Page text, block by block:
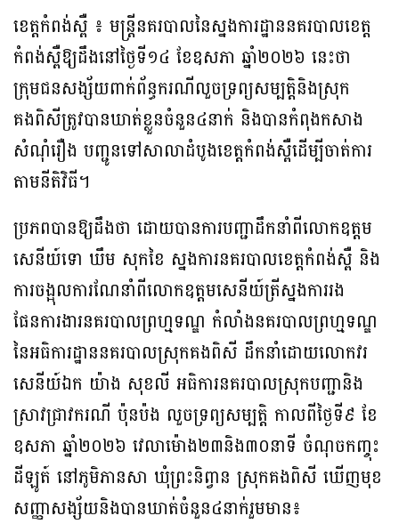
ខេត្តកំពង់ស្ពឺ ៖ មន្ត្រីនគរបាលនៃស្នងការដ្ឋាននគរបាលខេត្ត
កំពង់ស្ពឺឱ្យដឹងនៅថ្ងៃទី១៤ ខែឧសភា ឆ្នាំ២០២៦ នេះថា
ក្រុមជនសង្ស័យពាក់ព័ន្ធករណីលួចទ្រព្យសម្បត្តិនិងស្រុក
គងពិសីត្រូវបានឃាត់ខ្លួនចំនួន៤នាក់ និងបានកំពុងកសាង
សំណុំរឿង បញ្ជូនទៅសាលាដំបូងខេត្តកំពង់ស្ពឺដើម្បីចាត់ការ
តាមនីតិវិធី។
ប្រភពបានឱ្យដឹងថា ដោយបានការបញ្ជាដឹកនាំពីលោកឧត្ដម
សេនីយ៍ទោ ឃឹម សុកខៃ ស្នងការនគរបាលខេត្ដកំពង់ស្ពឺ និង
ការចង្អុលការណែនាំពីលោកឧត្ដមសេនីយ៍ត្រីស្នងការរង
ផែនការងារនគរបាលព្រហ្មទណ្ឌ កំលាំងនគរបាលព្រហ្មទណ្ឌ
នៃអធិការដ្ឋាននគរបាលស្រុកគងពិសី ដឹកនាំដោយលោកវរ
សេនីយ៍ឯក យ៉ាង សុខលី អធិការនគរបាលស្រុកបញ្ជានិង
ស្រាវជ្រាវករណី ប៉ុនប៉ង លួចទ្រព្យសម្បត្តិ កាលពីថ្ងៃទី៩ ខែ
ឧសភា ឆ្នាំ២០២៦ វេលាម៉ោង២៣និង៣០នាទី ចំណុចកញ្ចុះ
ដីឡូត៍ នៅភូមិភានសា ឃុំព្រះនិព្វាន ស្រុកគងពិសី ឃើញមុខ
សញ្ញាសង្ស័យនិងបានឃាត់ចំនួន៤នាក់រួមមាន៖